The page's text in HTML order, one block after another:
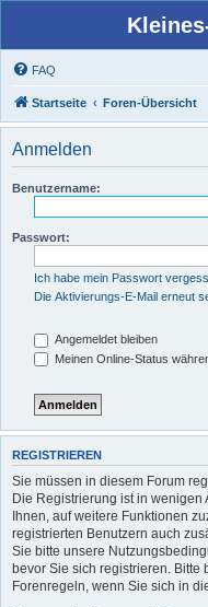
FAQ
Startseite Foren-Übersicht
Anmelden
Benutzername:
Passwort:
Ich habe mein Passwort
Die Aktivierungs-E-Mail erneut
Angemeldet bleiben
Meinen Online-Status
REGISTRIEREN
Sie müssen in diesem Forum
Die Registrierung ist in
Ihnen, auf weitere Funktionen
registrierten Benutzern auch
Sie bitte unsere
bevor Sie sich registrieren.
Forenregeln, wenn Sie sich in